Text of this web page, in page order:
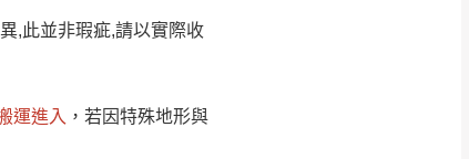
,此並非瑕疵,請以實際收
運進入 ，若因特殊地形與
附上圖片